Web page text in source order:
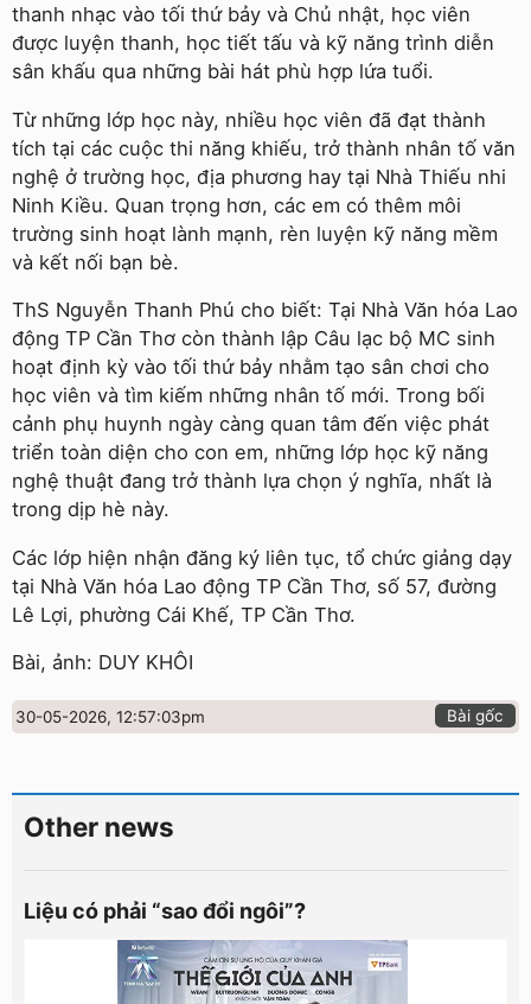
thanh nhạc vào tối thứ bảy và Chủ nhật, học viên
được luyện thanh, học tiết tấu và kỹ năng trình diễn
sân khấu qua những bài hát phù hợp lứa tuổi.
Từ những lớp học này, nhiều học viên đã đạt thành
tích tại các cuộc thi năng khiếu, trở thành nhân tố văn
nghệ ở trường học, địa phương hay tại Nhà Thiếu nhi
Ninh Kiều. Quan trọng hơn, các em có thêm môi
trường sinh hoạt lành mạnh, rèn luyện kỹ năng mềm
và kết nối bạn bè.
ThS Nguyễn Thanh Phú cho biết: Tại Nhà Văn hóa Lao
động TP Cần Thơ còn thành lập Câu lạc bộ MC sinh
hoạt định kỳ vào tối thứ bảy nhằm tạo sân chơi cho
học viên và tìm kiếm những nhân tố mới. Trong bối
cảnh phụ huynh ngày càng quan tâm đến việc phát
triển toàn diện cho con em, những lớp học kỹ năng
nghệ thuật đang trở thành lựa chọn ý nghĩa, nhất là
trong dịp hè này.
Các lớp hiện nhận đăng ký liên tục, tổ chức giảng dạy
tại Nhà Văn hóa Lao động TP Cần Thơ, số 57, đường
Lê Lợi, phường Cái Khế, TP Cần Thơ.
Bài, ảnh: DUY KHÔI
30-05-2026, 12:57:03pm Bài gốc
Other news
Liệu có phải “sao đổi ngôi”?